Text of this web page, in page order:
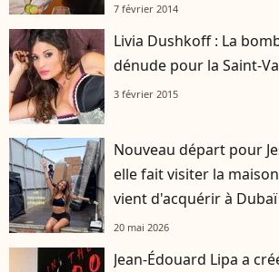
7 février 2014
Livia Dushkoff : La
dénude pour la Saint-
3 février 2015
Nouveau départ pour
elle fait visiter la
vient d'acquérir à Dubaï
20 mai 2026
Jean-Édouard Lipa a